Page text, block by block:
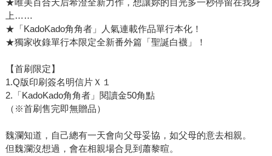
★唯美百合天后希澄全新力作，想讓妳的目光多一秒停留在我身
上……
★「KadoKado角角者」人氣連載作品單行本化！
★獨家收錄單行本限定全新番外篇「聖誕白襪」！
【首刷限定】
1.Q版印刷簽名明信片Ｘ１
2.「KadoKado角角者」閱讀金50角點
（※首刷售完即無贈品）
魏瀾知道，自己總有一天會向父母妥協，如父母的意去相親。
但魏瀾沒想過，會在相親場合見到蕭黎暄。